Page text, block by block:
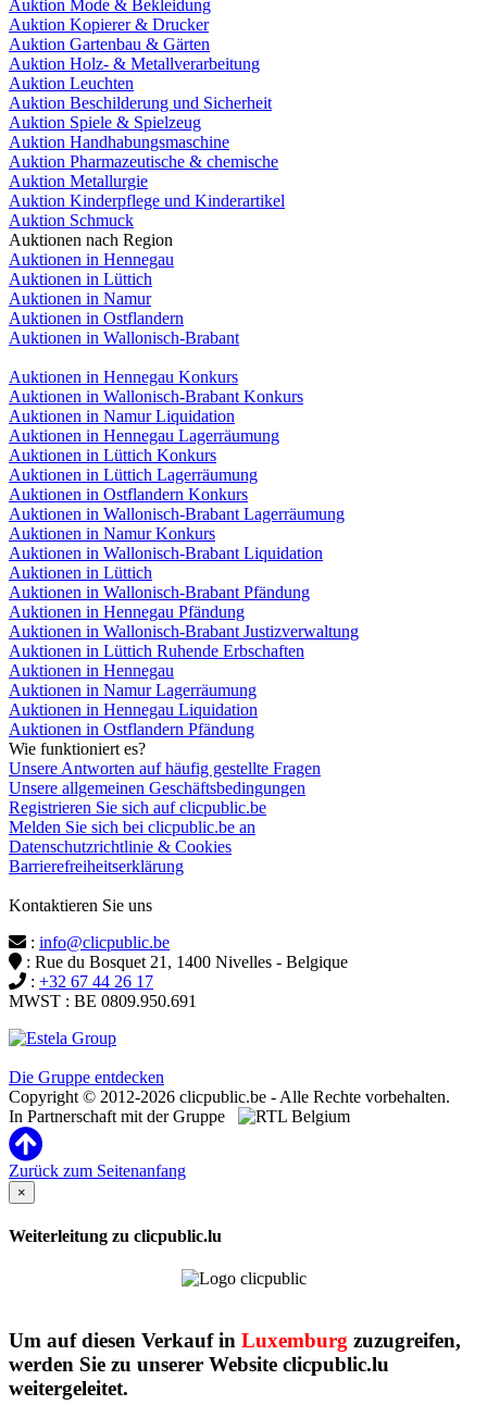
Auktion Mode & Bekleidung
Auktion Kopierer & Drucker
Auktion Gartenbau & Gärten
Auktion Holz- & Metallverarbeitung
Auktion Leuchten
Auktion Beschilderung und Sicherheit
Auktion Spiele & Spielzeug
Auktion Handhabungsmaschine
Auktion Pharmazeutische & chemische
Auktion Metallurgie
Auktion Kinderpflege und Kinderartikel
Auktion Schmuck
Auktionen nach Region
Auktionen in Hennegau
Auktionen in Lüttich
Auktionen in Namur
Auktionen in Ostflandern
Auktionen in Wallonisch-Brabant
Auktionen in Hennegau Konkurs
Auktionen in Wallonisch-Brabant Konkurs
Auktionen in Namur Liquidation
Auktionen in Hennegau Lagerräumung
Auktionen in Lüttich Konkurs
Auktionen in Lüttich Lagerräumung
Auktionen in Ostflandern Konkurs
Auktionen in Wallonisch-Brabant Lagerräumung
Auktionen in Namur Konkurs
Auktionen in Wallonisch-Brabant Liquidation
Auktionen in Lüttich
Auktionen in Wallonisch-Brabant Pfändung
Auktionen in Hennegau Pfändung
Auktionen in Wallonisch-Brabant Justizverwaltung
Auktionen in Lüttich Ruhende Erbschaften
Auktionen in Hennegau
Auktionen in Namur Lagerräumung
Auktionen in Hennegau Liquidation
Auktionen in Ostflandern Pfändung
Wie funktioniert es?
Unsere Antworten auf häufig gestellte Fragen
Unsere allgemeinen Geschäftsbedingungen
Registrieren Sie sich auf clicpublic.be
Melden Sie sich bei clicpublic.be an
Datenschutzrichtlinie & Cookies
Barrierefreiheitserklärung
Kontaktieren Sie uns
: info@clicpublic.be
: Rue du Bosquet 21, 1400 Nivelles - Belgique
: +32 67 44 26 17
MWST : BE 0809.950.691
Die Gruppe entdecken
Copyright © 2012-2026 clicpublic.be - Alle Rechte vorbehalten.
In Partnerschaft mit der Gruppe
Zurück zum Seitenanfang
×
Weiterleitung zu clicpublic.lu
Um auf diesen Verkauf in Luxemburg zuzugreifen,
werden Sie zu unserer Website clicpublic.lu
weitergeleitet.